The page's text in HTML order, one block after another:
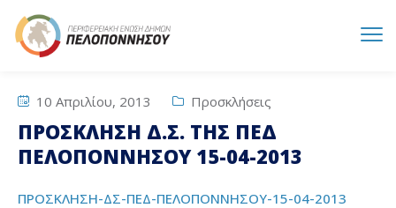
10 Απριλίου, 2013 Προσκλήσεις
ΠΡΟΣΚΛΗΣΗ Δ.Σ. ΤΗΣ ΠΕΔ
ΠΕΛΟΠΟΝΝΗΣΟΥ 15-04-2013
ΠΡΟΣΚΛΗΣΗ-ΔΣ-ΠΕΔ-ΠΕΛΟΠΟΝΝΗΣΟΥ-15-04-2013